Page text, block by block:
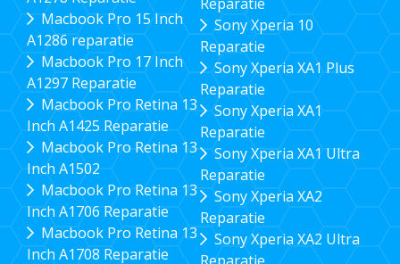
Macbook Pro 15 Inch
A1286 reparatie
Macbook Pro 17 Inch
A1297 Reparatie
Macbook Pro Retina 13
Inch A1425 Reparatie
Macbook Pro Retina 13
Inch A1502
Macbook Pro Retina 13
Inch A1706 Reparatie
Macbook Pro Retina 13
Inch A1708 Reparatie
Sony Xperia 10
Reparatie
Sony Xperia XA1 Plus
Reparatie
Sony Xperia XA1
Reparatie
Sony Xperia XA1 Ultra
Reparatie
Sony Xperia XA2
Reparatie
Sony Xperia XA2 Ultra